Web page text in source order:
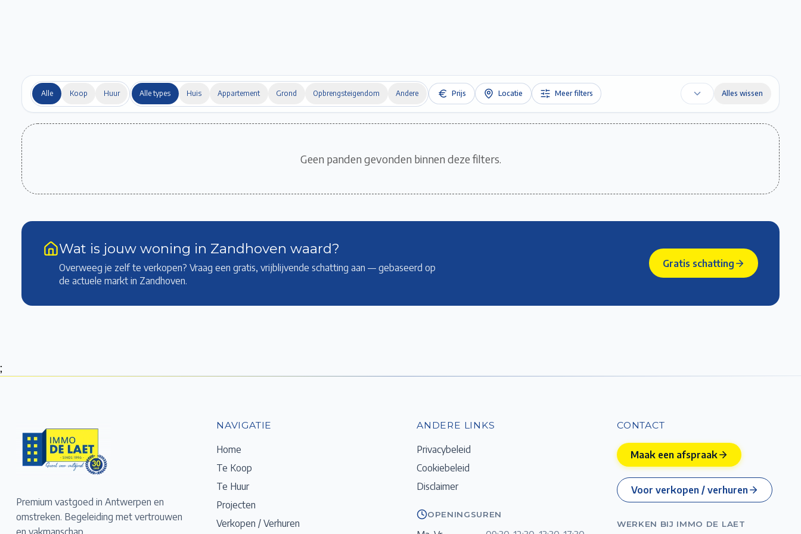
Alle Koop Huur Alle types Huis Appartement Grond Opbrengsteigendom Andere Prijs Locatie Meer filters Alles wissen
Geen panden gevonden binnen deze filters.
Wat is jouw woning in Zandhoven waard?
Overweeg je zelf te verkopen? Vraag een gratis, vrijblijvende schatting aan — gebaseerd op
de actuele markt in Zandhoven
Gratis schatting
;
Premium vastgoed in Antwerpen en
omstreken. Begeleiding met vertrouwen
en vakmanschap.
NAVIGATIE
Home
Te Koop
Te Huur
Projecten
Verkopen / Verhuren
ANDERE LINKS
Privacybeleid
Cookiebeleid
Disclaimer
OPENINGSUREN
CONTACT
Maak een afspraak
Voor verkopen / verhuren
WERKEN BIJ IMMO DE LAET